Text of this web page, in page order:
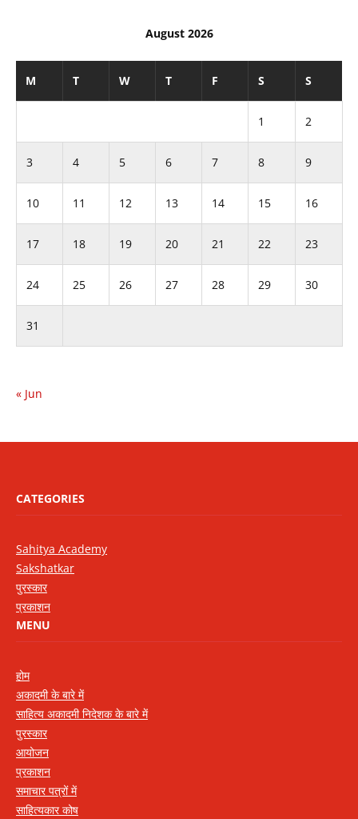
August 2026
M T W T F S S
1 2
3 4 5 6 7 8 9
10 11 12 13 14 15 16
17 18 19 20 21 22 23
24 25 26 27 28 29 30
31
« Jun
CATEGORIES
Sahitya Academy
Sakshatkar
पुरस्कार
प्रकाशन
MENU
होम
अकादमी के बारे में
साहित्य अकादमी निदेशक के बारे में
पुरस्कार
आयोजन
प्रकाशन
समाचार पत्रों में
साहित्यकार कोष